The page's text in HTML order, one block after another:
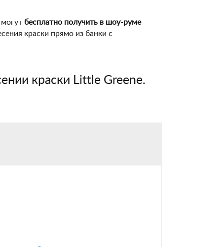
бесплатно получить в шоу-руме
краски прямо из банки с
краски Little Greene.